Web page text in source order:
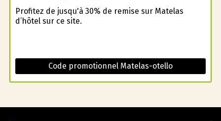
Profitez de jusqu'à 30% de remise sur Matelas
d’hôtel sur ce site.
Code promotionnel Matelas-otello